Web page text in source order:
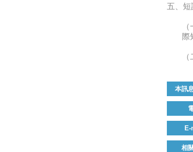
五、短
際
本訊
E-
相